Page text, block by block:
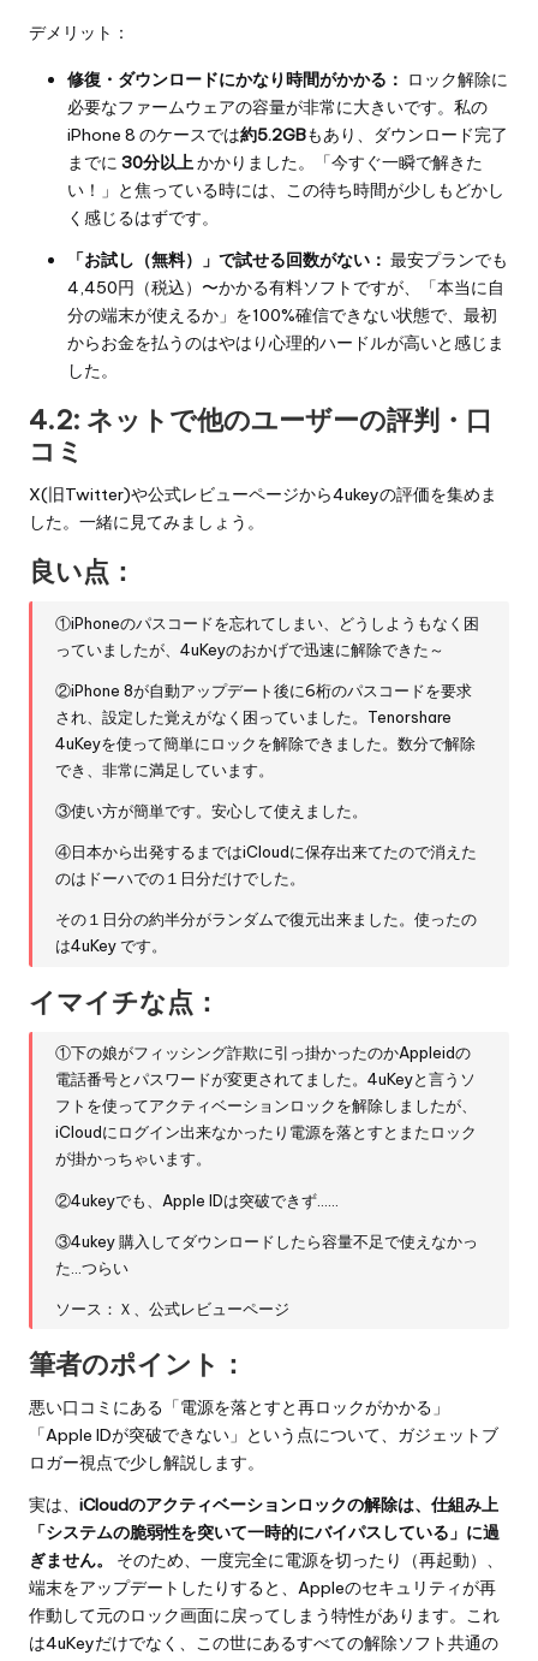
デメリット：
修復・ダウンロードにかなり時間がかかる： ロック解除に
必要なファームウェアの容量が非常に大きいです。私の
iPhone 8 のケースでは約5.2GBもあり、ダウンロード完了
までに 30分以上かかりました。「今すぐ一瞬で解きた
い！」と焦っている時には、この待ち時間が少しもどかし
く感じるはずです。
「お試し（無料）」で試せる回数がない： 最安プランでも
4,450円（税込）〜かかる有料ソフトですが、「本当に自
分の端末が使えるか」を100%確信できない状態で、最初
からお金を払うのはやはり心理的ハードルが高いと感じま
した。
4.2: ネットで他のユーザーの評判・口
コミ
X(旧Twitter)や公式レビューページから4ukeyの評価を集めま
した。一緒に見てみましょう。
良い点：
①iPhoneのパスコードを忘れてしまい、どうしようもなく困
っていましたが、4uKeyのおかげで迅速に解除できた～
②iPhone 8が自動アップデート後に6桁のパスコードを要求
され、設定した覚えがなく困っていました。Tenorshare
4uKeyを使って簡単にロックを解除できました。数分で解除
でき、非常に満足しています。
③使い方が簡単です。安心して使えました。
④日本から出発するまではiCloudに保存出来てたので消えた
のはドーハでの１日分だけでした。
その１日分の約半分がランダムで復元出来ました。使ったの
は4uKey です。
イマイチな点：
①下の娘がフィッシング詐欺に引っ掛かったのかAppleidの
電話番号とパスワードが変更されてました。4uKeyと言うソ
フトを使ってアクティベーションロックを解除しましたが、
iCloudにログイン出来なかったり電源を落とすとまたロック
が掛かっちゃいます。
②4ukeyでも、Apple IDは突破できず……
③4ukey 購入してダウンロードしたら容量不足で使えなかっ
た…つらい
ソース： Ｘ 、公式レビューページ
筆者のポイント：
悪い口コミにある「電源を落とすと再ロックがかかる」
「Apple IDが突破できない」という点について、ガジェットブ
ロガー視点で少し解説します。
実は、 iCloudのアクティベーションロックの解除は、仕組み上
「システムの脆弱性を突いて一時的にバイパスしている」に過
ぎません。
そのため、一度完全に電源を切ったり（再起動）、
端末をアップデートしたりすると、Appleのセキュリティが再
作動して元のロック画面に戻ってしまう特性があります。これ
は4uKeyだけでなく、この世にあるすべての解除ソフト共通の